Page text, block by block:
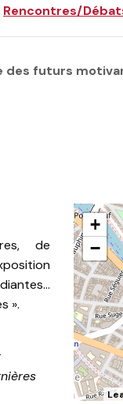
Rencontres/
futurs
de
».
+
−